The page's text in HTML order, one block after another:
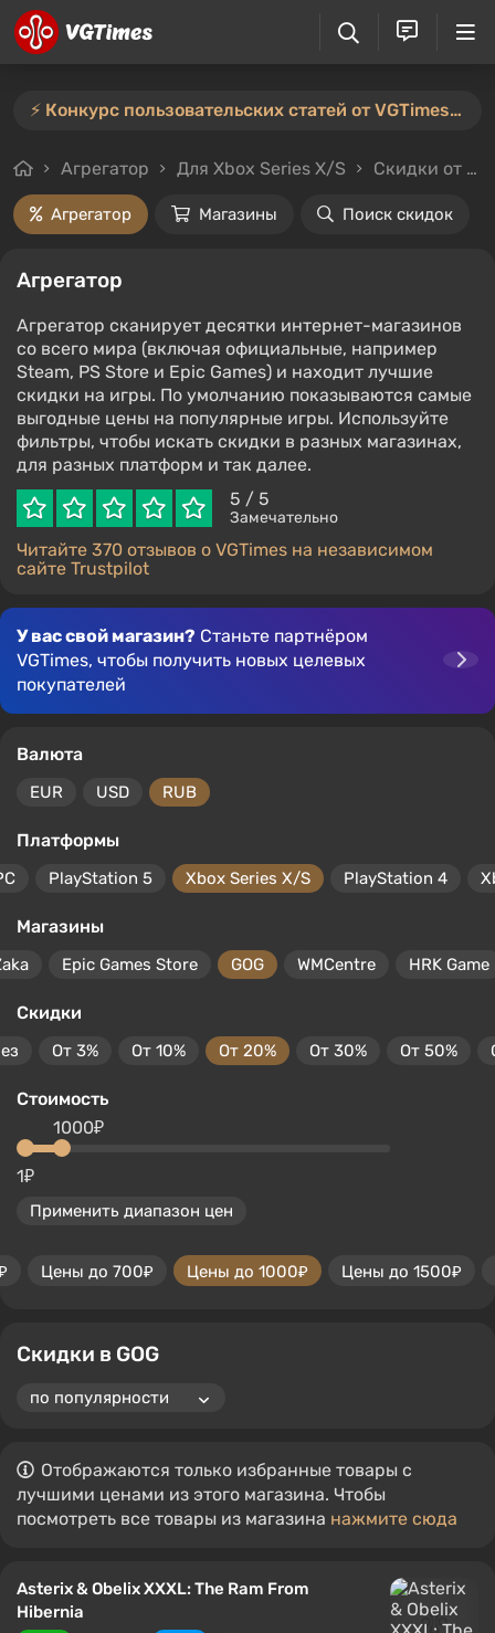
⚡️ Конкурс пользовательских статей от VGTimes продлён — участвуйте тут ⚡️
Агрегатор Для Xbox Series X/S Скидки от 20%
Агрегатор Магазины Поиск скидок
Агрегатор
Агрегатор сканирует десятки интернет-магазинов
со всего мира (включая официальные, например
Steam, PS Store и Epic Games) и находит лучшие
скидки на игры. По умолчанию показываются самые
выгодные цены на популярные игры. Используйте
фильтры, чтобы искать скидки в разных магазинах,
для разных платформ и так далее.
5 / 5
Замечательно
Читайте 370 отзывов о VGTimes на независимом
сайте Trustpilot
У вас свой магазин? Станьте партнёром
VGTimes, чтобы получить новых целевых
покупателей
Валюта
EUR USD RUB
Платформы
PlayStation 5 Xbox Series X/S PlayStation 4
Магазины
Epic Games Store GOG WMCentre HRK Game
Скидки
От 3% От 10% От 20% От 30% От 50%
Стоимость
1₽
1000₽
Применить диапазон цен
Цены до 700₽ Цены до 1000₽ Цены до 1500₽
Скидки в GOG
Отображаются только избранные товары с
лучшими ценами из этого магазина. Чтобы
посмотреть все товары из магазина нажмите сюда
Asterix & Obelix XXXL: The Ram From
Hibernia